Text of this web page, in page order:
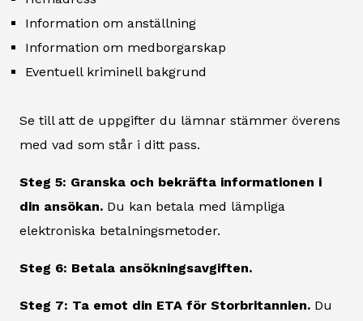
Information om anställning
Information om medborgarskap
Eventuell kriminell bakgrund
Se till att de uppgifter du lämnar stämmer överens
med vad som står i ditt pass.
Steg 5: Granska och bekräfta informationen i
din ansökan. Du kan betala med lämpliga
elektroniska betalningsmetoder.
Steg 6: Betala ansökningsavgiften.
Steg 7: Ta emot din ETA för Storbritannien. Du